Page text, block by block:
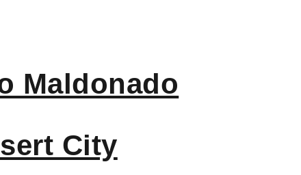
Maldonado
City